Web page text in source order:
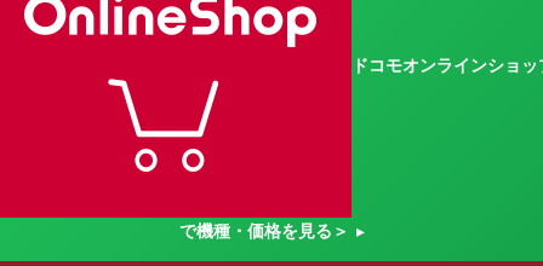
ドコモオンラインショッ
で機種・価格を見る＞